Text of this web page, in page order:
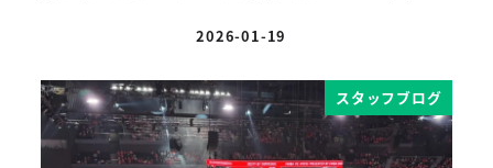
投稿日
2026-01-19
スタッフブログ